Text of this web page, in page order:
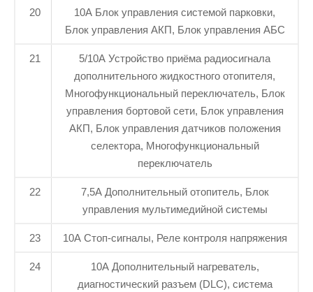
20
10A Блок управления системой парковки,
Блок управления АКП, Блок управления АБС
21
5/10A Устройство приёма радиосигнала
дополнительного жидкостного отопителя,
Многофункциональный переключатель, Блок
управления бортовой сети, Блок управления
АКП, Блок управления датчиков положения
селектора, Многофункциональный
переключатель
22
7,5А Дополнительный отопитель, Блок
управления мультимедийной системы
23 10A Стоп-сигналы, Реле контроля напряжения
24
10A Дополнительный нагреватель,
диагностический разъем (DLC), система